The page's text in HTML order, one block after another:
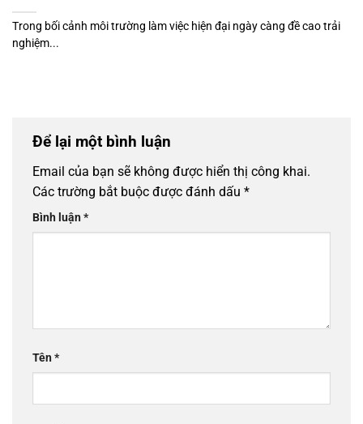
Trong bối cảnh môi trường làm việc hiện đại ngày càng đề cao trải
nghiệm...
Để lại một bình luận
Email của bạn sẽ không được hiển thị công khai.
Các trường bắt buộc được đánh dấu *
Bình luận*
Tên*